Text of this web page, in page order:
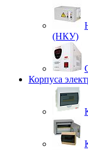
(НКУ)
Корпуса